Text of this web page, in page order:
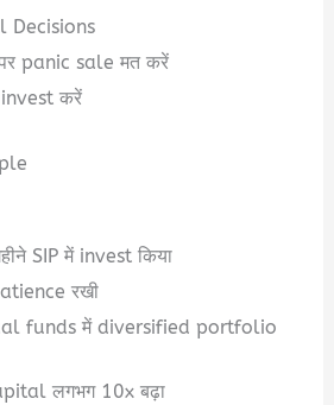
panic sale मत करें
करें
SIP में invest किया
रखी
funds में diversified portfolio
लगभग 10x बढ़ा